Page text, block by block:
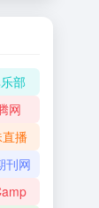
部
网
播
刊网